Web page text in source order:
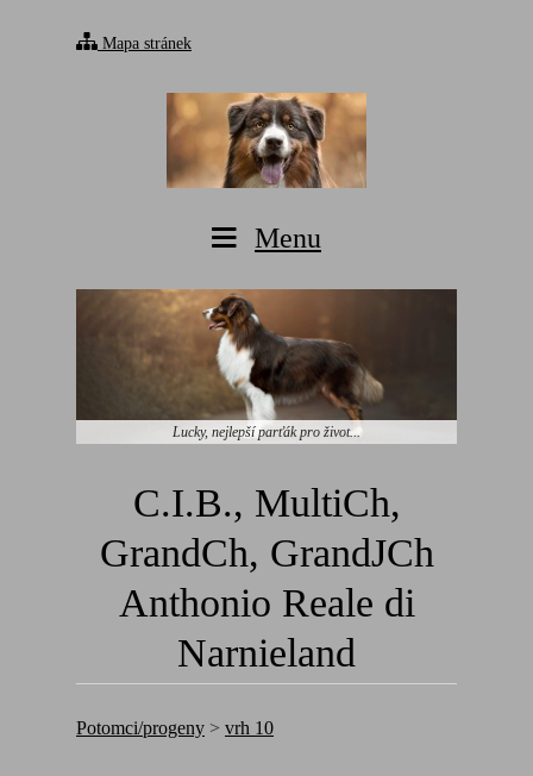
Mapa stránek
Menu
Lucky, nejlepší parťák pro život...
C.I.B., MultiCh,
GrandCh, GrandJCh
Anthonio Reale di
Narnieland
Potomci/progeny > vrh 10